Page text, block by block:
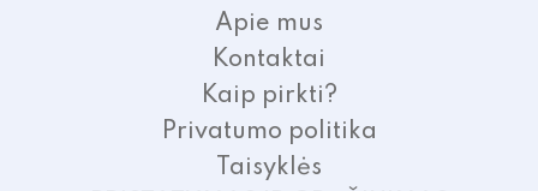
Apie mus
Kontaktai
Kaip pirkti?
Privatumo politika
Taisyklės